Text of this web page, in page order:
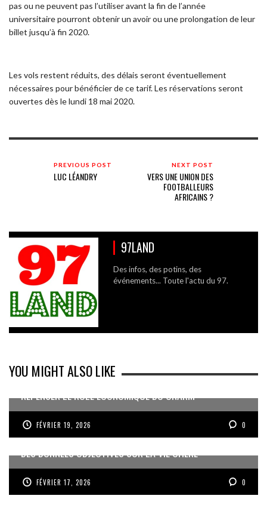
pas ou ne peuvent pas l’utiliser avant la fin de l’année
universitaire pourront obtenir un avoir ou une prolongation de leur
billet jusqu’à fin 2020.
Les vols restent réduits, des délais seront éventuellement
nécessaires pour bénéficier de ce tarif. Les réservations seront
ouvertes dès le lundi 18 mai 2020.
PREVIOUS POST
LUC LÉANDRY
NEXT POST
VERS UNE UNION DES
FOOTBALLEURS
AFRICAINS ?
97LAND
Des infos, des potins, des
événements... Toute l'actu du 97.
YOU MIGHT ALSO LIKE
REPENSER LE RÔLE ÉCONOMIQUE DU CNARM
FÉVRIER 19, 2026 0
DES DONNÉES OBJECTIVES SUR LA VIE CHÈRE
FÉVRIER 17, 2026 0
« UN GOSIER FIER, FORT ET RESPONSABLE FACE AUX